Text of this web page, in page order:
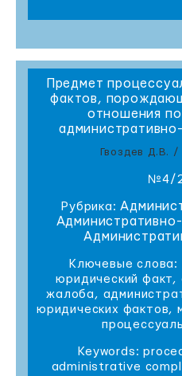
Предмет
фактов,
отношения
Гвоздев Д.В. /
№4/
Рубрика:
Ключевые слова:
юридический факт,
жалоба,
юридических фактов,
Keywords:
administrative